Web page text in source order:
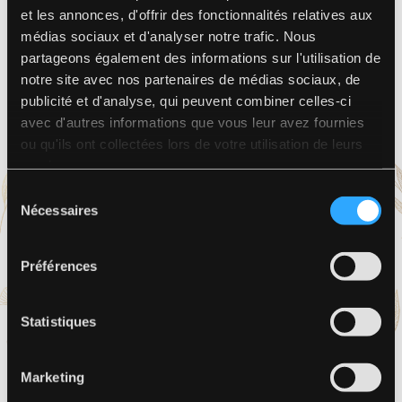
et les annonces, d'offrir des fonctionnalités relatives aux
médias sociaux et d'analyser notre trafic. Nous
partageons également des informations sur l'utilisation de
notre site avec nos partenaires de médias sociaux, de
publicité et d'analyse, qui peuvent combiner celles-ci
avec d'autres informations que vous leur avez fournies
ou qu'ils ont collectées lors de votre utilisation de leurs
Sélection
Nécessaires
Préférences
Statistiques
Marketing
Qu'il s'agisse d'un petit dîner intime ou
d'un grand événement d'entreprise,
répondre à toutes les tailles et types de